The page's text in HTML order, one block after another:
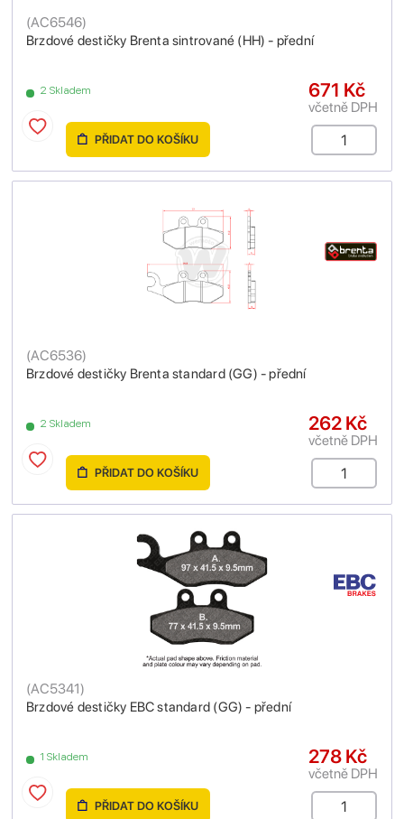
Brzdové destičky Brenta sintrované (HH) - přední
(AC6546)
2 Skladem 671 Kč
včetně DPH
PŘIDAT DO KOŠÍKU
Brzdové destičky Brenta standard (GG) - přední
(AC6536)
2 Skladem 262 Kč
včetně DPH
PŘIDAT DO KOŠÍKU
Brzdové destičky EBC standard (GG) - přední
(AC5341)
1 Skladem 278 Kč
včetně DPH
PŘIDAT DO KOŠÍKU